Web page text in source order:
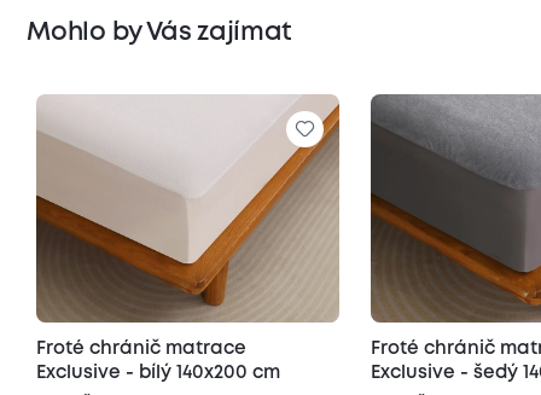
Mohlo by Vás zajímat
Froté chránič matrace
Exclusive - bílý 140x200 cm
Froté chránič
Exclusive - šedý